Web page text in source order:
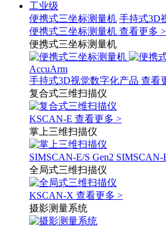
工业级
便携式三坐标测量机 手持式3D
便携式三坐标测量机 查看更多 >
便携式三坐标测量机
AccuArm
手持式3D视觉数字化产品 查看
复合式三维扫描仪
KSCAN-E 查看更多 >
掌上三维扫描仪
SIMSCAN-E/S Gen2 SIMSCAN-
全局式三维扫描仪
KSCAN-X 查看更多 >
摄影测量系统